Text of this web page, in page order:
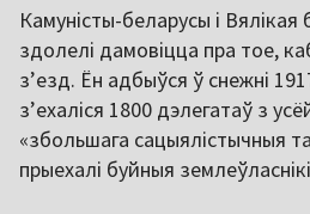
Камуністы-беларусы і Вялікая
здолелі дамовіцца пра тое,
з’езд. Ён адбыўся ў снежні
з’ехаліся 1800 дэлегатаў з
«збольшага сацыялістычныя
прыехалі буйныя